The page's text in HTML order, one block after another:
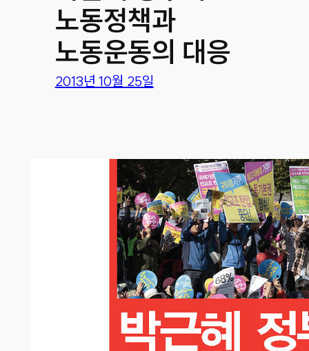
노동정책과
노동운동의 대응
2013년 10월 25일